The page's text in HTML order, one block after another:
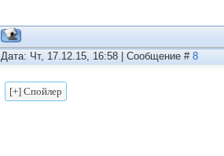
Дата: Чт, 17.12.15, 16:58 | Сообщение # 8